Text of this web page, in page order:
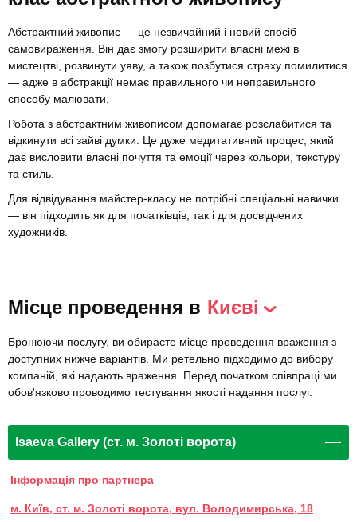
Абстрактний живопис — це незвичайний і новий спосіб
самовираження. Він дає змогу розширити власні межі в
мистецтві, розвинути уяву, а також позбутися страху помилитися
— адже в абстракції немає правильного чи неправильного
способу малювати.
Робота з абстрактним живописом допомагає розслабитися та
відкинути всі зайві думки. Це дуже медитативний процес, який
дає висловити власні почуття та емоції через кольори, текстуру
та стиль.
Для відвідування майстер-класу не потрібні спеціальні навички
— він підходить як для початківців, так і для досвідчених
художників.
Місце проведення в Києві
Бронюючи послугу, ви обираєте місце проведення враження з
доступних нижче варіантів. Ми ретельно підходимо до вибору
компаній, які надають враження. Перед початком співпраці ми
обов'язково проводимо тестування якості надання послуг.
Isaeva Gallery (ст. м. Золоті ворота)
Інформація про партнера
м. Київ, ст. м. Золоті ворота, вул. Володимирська, 18